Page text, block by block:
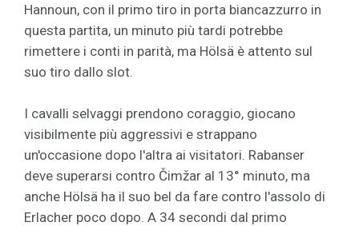
Hannoun, con il primo tiro in porta biancazzurro in
questa partita, un minuto più tardi potrebbe
rimettere i conti in parità, ma Hölsä è attento sul
suo tiro dallo slot.
I cavalli selvaggi prendono coraggio, giocano
visibilmente più aggressivi e strappano
un'occasione dopo l'altra ai visitatori. Rabanser
deve superarsi contro Čimžar al 13° minuto, ma
anche Hölsä ha il suo bel da fare contro l'assolo di
Erlacher poco dopo. A 34 secondi dal primo